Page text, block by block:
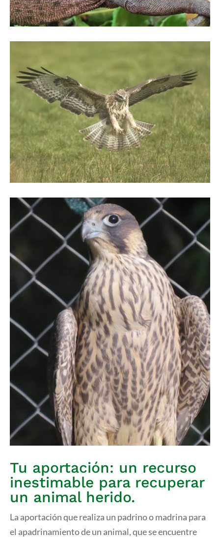
Tu aportación: un recurso
inestimable para recuperar
un animal herido.
La aportación que realiza un padrino o madrina para
el apadrinamiento de un animal, que se encuentre